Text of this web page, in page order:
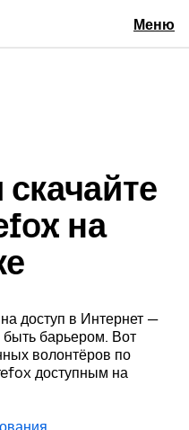
Меню
на
доступ в Интернет —
барьером. Вот
волонтёров по
доступным на